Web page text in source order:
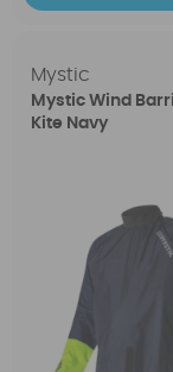
Mystic
Mystic Wind
Kite Navy